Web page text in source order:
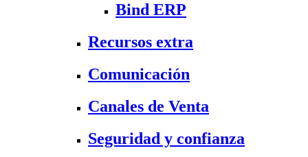
Bind ERP
Recursos extra
Comunicación
Canales de Venta
Seguridad y confianza